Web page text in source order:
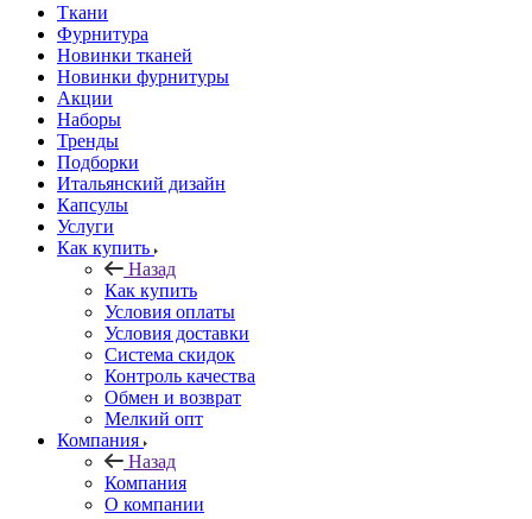
Ткани
Фурнитура
Новинки тканей
Новинки фурнитуры
Акции
Наборы
Тренды
Подборки
Итальянский дизайн
Капсулы
Услуги
Как купить
Назад
Как купить
Условия оплаты
Условия доставки
Система скидок
Контроль качества
Обмен и возврат
Мелкий опт
Компания
Назад
Компания
О компании